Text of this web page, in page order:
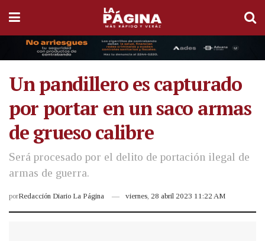
Un pandillero es capturado
por portar en un saco armas
de grueso calibre
Será procesado por el delito de portación ilegal de
armas de guerra.
porRedacción Diario La Página viernes, 28 abril 2023 11:22 AM